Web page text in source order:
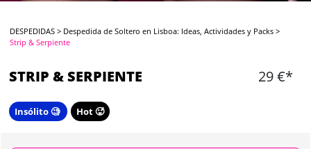
DESPEDIDAS > Despedida de Soltero en Lisboa: Ideas, Actividades y Packs >
Strip & Serpiente
STRIP & SERPIENTE 29 €*
Insólito 🧐 Hot 🥵